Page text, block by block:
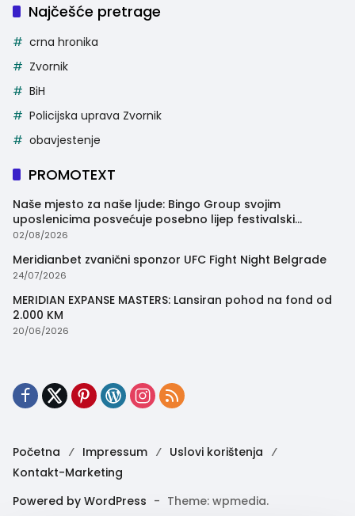
Najčešće pretrage
crna hronika
Zvornik
BiH
Policijska uprava Zvornik
obavjestenje
PROMOTEXT
Naše mjesto za naše ljude: Bingo Group svojim
uposlenicima posvećuje posebno lijep festivalski
trenutak
02/08/2026
Meridianbet zvanični sponzor UFC Fight Night Belgrade
24/07/2026
MERIDIAN EXPANSE MASTERS: Lansiran pohod na fond od
2.000 KM
20/06/2026
Početna Impressum
Uslovi korištenja
Kontakt-Marketing
Powered by WordPress - Theme: wpmedia.